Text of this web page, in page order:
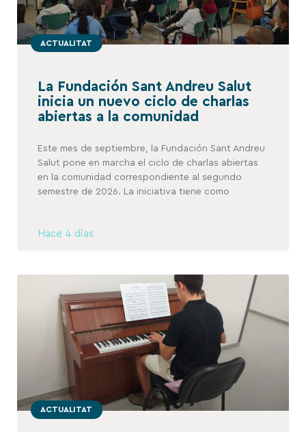
ACTUALITAT
La Fundación Sant Andreu Salut
inicia un nuevo ciclo de charlas
abiertas a la comunidad
Este mes de septiembre, la Fundación Sant Andreu
Salut pone en marcha el ciclo de charlas abiertas
en la comunidad correspondiente al segundo
semestre de 2026. La iniciativa tiene como
Hace 4 días
ACTUALITAT